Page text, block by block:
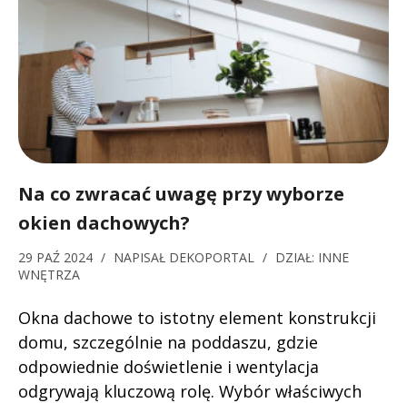
Na co zwracać uwagę przy wyborze
okien dachowych?
29 PAŹ 2024 / NAPISAŁ DEKOPORTAL / DZIAŁ: INNE
WNĘTRZA
Okna dachowe to istotny element konstrukcji
domu, szczególnie na poddaszu, gdzie
odpowiednie doświetlenie i wentylacja
odgrywają kluczową rolę. Wybór właściwych